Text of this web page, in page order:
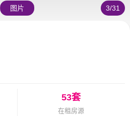
图片 3/31
53套
在租房源